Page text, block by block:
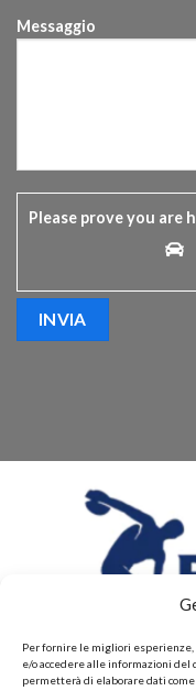
Per fornire le migliori
e/o accedere alle informazioni del
permetterà di elaborare dati
Messaggio
Please prove you are